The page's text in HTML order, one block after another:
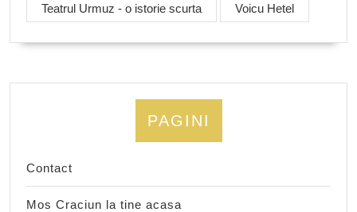
Teatrul Urmuz - o istorie scurta Voicu Hetel
PAGINI
Contact
Mos Craciun la tine acasa